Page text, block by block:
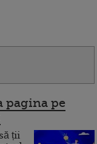
pagina pe
ții